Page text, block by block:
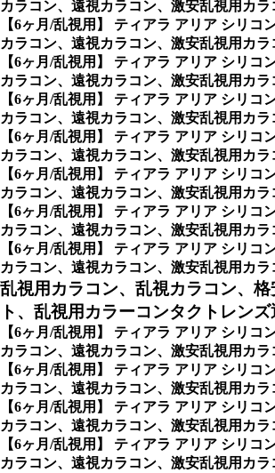
カラコン、遠視カラコン、激安乱視用カ
【6ヶ月/乱視用】 ティアラ アリア シリ
カラコン、遠視カラコン、激安乱視用カ
【6ヶ月/乱視用】 ティアラ アリア シリ
カラコン、遠視カラコン、激安乱視用カ
【6ヶ月/乱視用】 ティアラ アリア シリ
カラコン、遠視カラコン、激安乱視用カ
【6ヶ月/乱視用】 ティアラ アリア シリ
カラコン、遠視カラコン、激安乱視用カ
【6ヶ月/乱視用】 ティアラ アリア シリ
カラコン、遠視カラコン、激安乱視用カ
【6ヶ月/乱視用】 ティアラ アリア シリ
カラコン、遠視カラコン、激安乱視用カ
【6ヶ月/乱視用】 ティアラ アリア シリ
カラコン、遠視カラコン、激安乱視用カラ
乱視用カラコン、乱視カラコン、
ト、乱視用カラーコンタクトレン
【6ヶ月/乱視用】 ティアラ アリア シリ
カラコン、遠視カラコン、激安乱視用カ
【6ヶ月/乱視用】 ティアラ アリア シリ
カラコン、遠視カラコン、激安乱視用カ
【6ヶ月/乱視用】 ティアラ アリア シリ
カラコン、遠視カラコン、激安乱視用カ
【6ヶ月/乱視用】 ティアラ アリア シリ
カラコン、遠視カラコン、激安乱視用カ